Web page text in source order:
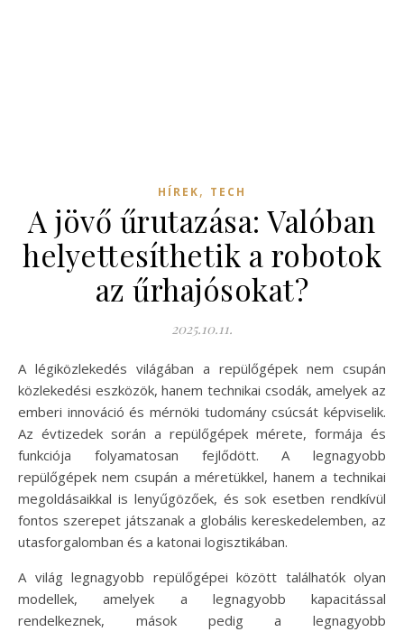
HÍREK, TECH
A jövő űrutazása: Valóban
helyettesíthetik a robotok
az űrhajósokat?
2025.10.11.
A légiközlekedés világában a repülőgépek nem csupán
közlekedési eszközök, hanem technikai csodák, amelyek az
emberi innováció és mérnöki tudomány csúcsát képviselik.
Az évtizedek során a repülőgépek mérete, formája és
funkciója folyamatosan fejlődött. A legnagyobb
repülőgépek nem csupán a méretükkel, hanem a technikai
megoldásaikkal is lenyűgözőek, és sok esetben rendkívül
fontos szerepet játszanak a globális kereskedelemben, az
utasforgalomban és a katonai logisztikában.
A világ legnagyobb repülőgépei között találhatók olyan
modellek, amelyek a legnagyobb kapacitással
rendelkeznek, mások pedig a legnagyobb